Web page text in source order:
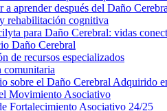
a aprender después del Daño
rehabilitación cognitiva
para Daño Cerebral: vidas
Daño Cerebral
de recursos especializados
comunitaria
sobre el Daño Cerebral Adquirido
Movimiento Asociativo
Fortalecimiento Asociativo 24/25